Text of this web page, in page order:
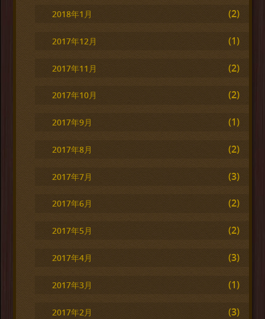
2018年1月 (2)
2017年12月 (1)
2017年11月 (2)
2017年10月 (2)
2017年9月 (1)
2017年8月 (2)
2017年7月 (3)
2017年6月 (2)
2017年5月 (2)
2017年4月 (3)
2017年3月 (1)
2017年2月 (3)